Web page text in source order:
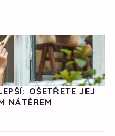
OŠETŘETE JEJ
NÁTĚREM